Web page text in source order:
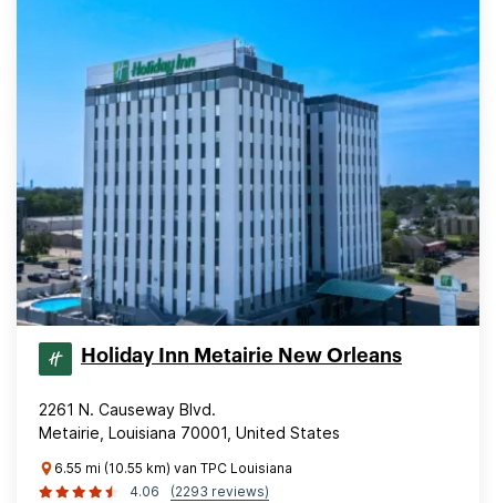
Holiday Inn Metairie New Orleans
2261 N. Causeway Blvd.
Metairie, Louisiana 70001, United States
6.55 mi (10.55 km) van TPC Louisiana
4.06
(2293 reviews)